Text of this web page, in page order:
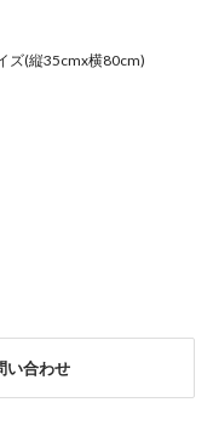
ズ(縦35cmx横80cm)
い合わせ